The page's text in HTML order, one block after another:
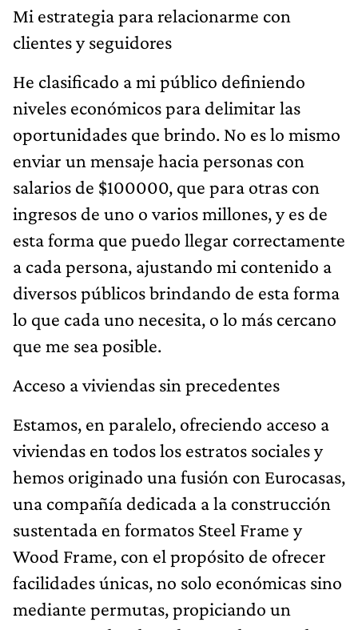
Mi estrategia para relacionarme con
clientes y seguidores
He clasificado a mi público definiendo
niveles económicos para delimitar las
oportunidades que brindo. No es lo mismo
enviar un mensaje hacia personas con
salarios de $100000, que para otras con
ingresos de uno o varios millones, y es de
esta forma que puedo llegar correctamente
a cada persona, ajustando mi contenido a
diversos públicos brindando de esta forma
lo que cada uno necesita, o lo más cercano
que me sea posible.
Acceso a viviendas sin precedentes
Estamos, en paralelo, ofreciendo acceso a
viviendas en todos los estratos sociales y
hemos originado una fusión con Eurocasas,
una compañía dedicada a la construcción
sustentada en formatos Steel Frame y
Wood Frame, con el propósito de ofrecer
facilidades únicas, no solo económicas sino
mediante permutas, propiciando un